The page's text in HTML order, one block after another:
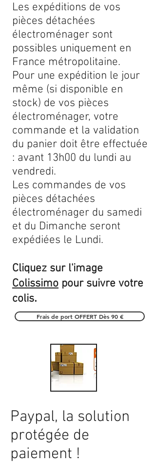
Les expéditions de vos
pièces détachées
électroménager sont
possibles uniquement en
France métropolitaine.
Pour une expédition le jour
même (si disponible en
stock) de vos pièces
électroménager, votre
commande et la validation
du panier doit être effectuée
: avant 13h00 du lundi au
vendredi.
Les commandes de vos
pièces détachées
électroménager du samedi
et du Dimanche seront
expédiées le Lundi.
Cliquez sur l'image
Colissimo pour suivre votre
colis.
Frais de port OFFERT Dès 90 €
Paypal, la solution
protégée de
paiement !